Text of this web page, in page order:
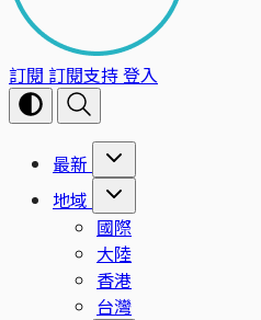
訂閱 訂閱支持登入
最新
地域
國際
大陸
香港
台灣